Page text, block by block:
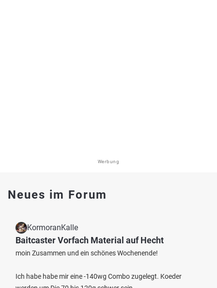
Werbung
Neues im Forum
KormoranKalle
Baitcaster Vorfach Material auf Hecht
moin Zusammen und ein schönes Wochenende!
Ich habe habe mir eine -140wg Combo zugelegt. Koeder